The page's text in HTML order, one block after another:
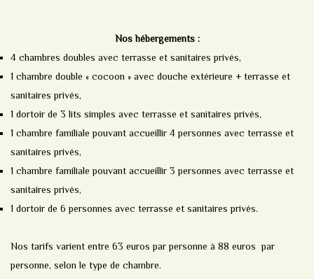
Nos hébergements :
4 chambres doubles avec terrasse et sanitaires privés,
1 chambre double « cocoon » avec douche extérieure + terrasse et
sanitaires privés,
1 dortoir de 3 lits simples avec terrasse et sanitaires privés,
1 chambre familiale pouvant accueillir 4 personnes avec terrasse et
sanitaires privés,
1 chambre familiale pouvant accueillir 3 personnes avec terrasse et
sanitaires privés,
1 dortoir de 6 personnes avec terrasse et sanitaires privés.
Nos tarifs varient entre 63 euros par personne à 88 euros par
personne, selon le type de chambre.